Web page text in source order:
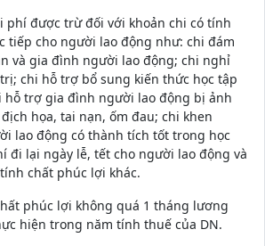
phí được trừ đối với khoản chi có tính
tiếp cho người lao động như: chi đám
và gia đình người lao động; chi nghỉ
chi hỗ trợ bổ sung kiến thức học tập
hỗ trợ gia đình người lao động bị ảnh
họa, tai nạn, ốm đau; chi khen
lao động có thành tích tốt trong học
đi lại ngày lễ, tết cho người lao động và
chất phúc lợi khác.
phúc lợi không quá 1 tháng lương
hiện trong năm tính thuế của DN.